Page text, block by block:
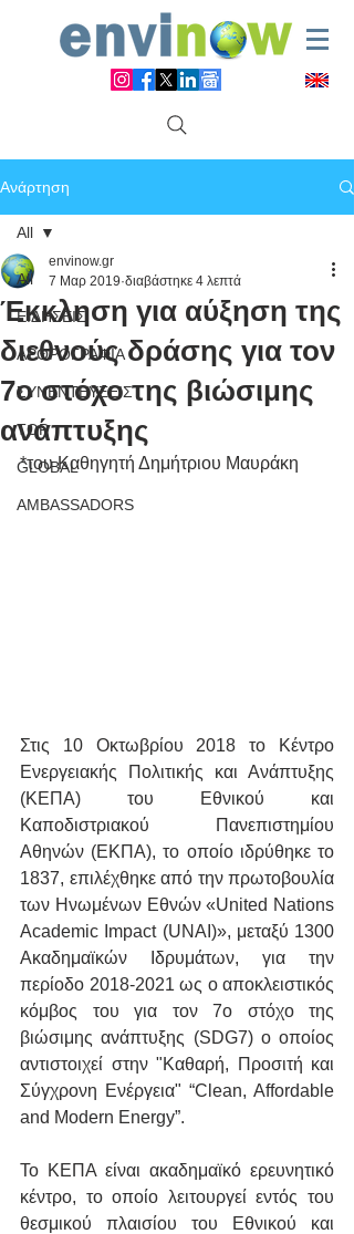
Ανάρτηση
All
ΕΙΔΗΣΕΙΣ
ΑΡΘΡΟΓΡΑΦΙΑ
ΣΥΝΕΝΤΕΥΞΕΙΣ
TOP
GLOBAL
AMBASSADORS
All
Έκκληση για αύξηση της
διεθνούς δράσης για τον
7ο στόχο της βιώσιμης
ανάπτυξης
envinow.gr
7 Μαρ 2019 διαβάστηκε 4 λεπτά
*του Καθηγητή Δημήτριου Μαυράκη
Στις 10 Οκτωβρίου 2018 το Κέντρο
Ενεργειακής Πολιτικής και Ανάπτυξης
(ΚΕΠΑ) του Εθνικού και
Καποδιστριακού Πανεπιστημίου
Αθηνών (ΕΚΠΑ), το οποίο ιδρύθηκε το
1837, επιλέχθηκε από την πρωτοβουλία
των Ηνωμένων Εθνών «United Nations
Academic Impact (UNAI)», μεταξύ 1300
Ακαδημαϊκών Ιδρυμάτων, για την
περίοδο 2018-2021 ως ο αποκλειστικός
κόμβος του για τον 7ο στόχο της
βιώσιμης ανάπτυξης (SDG7) ο οποίος
αντιστοιχεί στην "Καθαρή, Προσιτή και
Σύγχρονη Ενέργεια" “Clean, Affordable
and Modern Energy”.
To KEΠA είναι ακαδημαϊκό ερευνητικό
κέντρο, το οποίο λειτουργεί εντός του
θεσμικού πλαισίου του Εθνικού και